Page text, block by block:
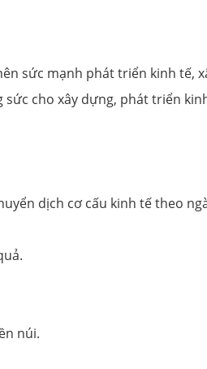
sức mạnh phát triển kinh tế,
cho xây dựng, phát triển
dịch cơ cấu kinh tế theo
núi.